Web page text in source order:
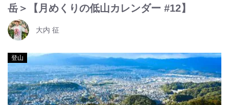
岳＞【月めくりの低山カレンダー #12】
大内 征
登山